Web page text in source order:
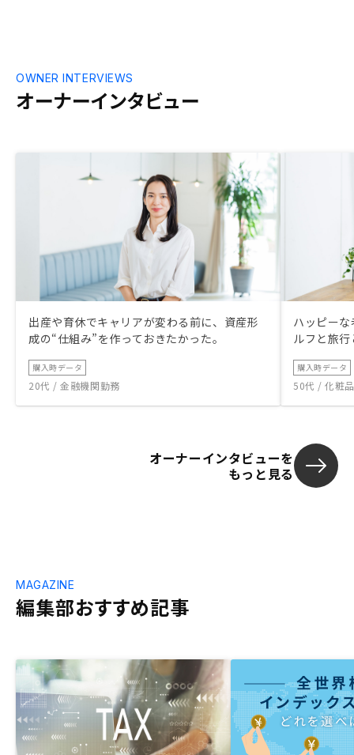
オーナーインタビュー
OWNER INTERVIEWS
出産や育休でキャリアが変わる前に、資産形
成の“仕組み”を作っておきたかった。
購入時データ
20代 / 金融機関勤務
ハッピー
ルフと旅
購入時データ
50代 / 化粧
オーナーインタビューを
もっと見る
編集部おすすめ記事
MAGAZINE